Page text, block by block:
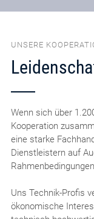
UNSERE
Wenn sich über
Kooperation
eine starke
Dienstleistern auf
Uns Technik-Profis
ökonomische